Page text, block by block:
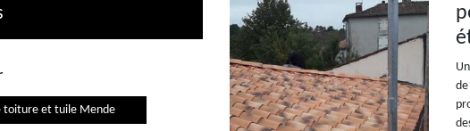
toiture et tuile Mende